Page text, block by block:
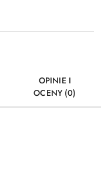
OPINIE I
OCENY (0)